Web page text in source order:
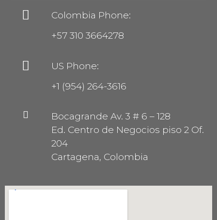
Colombia Phone:
+57 310 3664278
US Phone:
+1 (954) 264-3616
Bocagrande Av. 3 # 6 – 128
Ed. Centro de Negocios piso 2 Of.
204
Cartagena, Colombia